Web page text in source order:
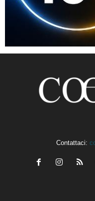
Contattaci: